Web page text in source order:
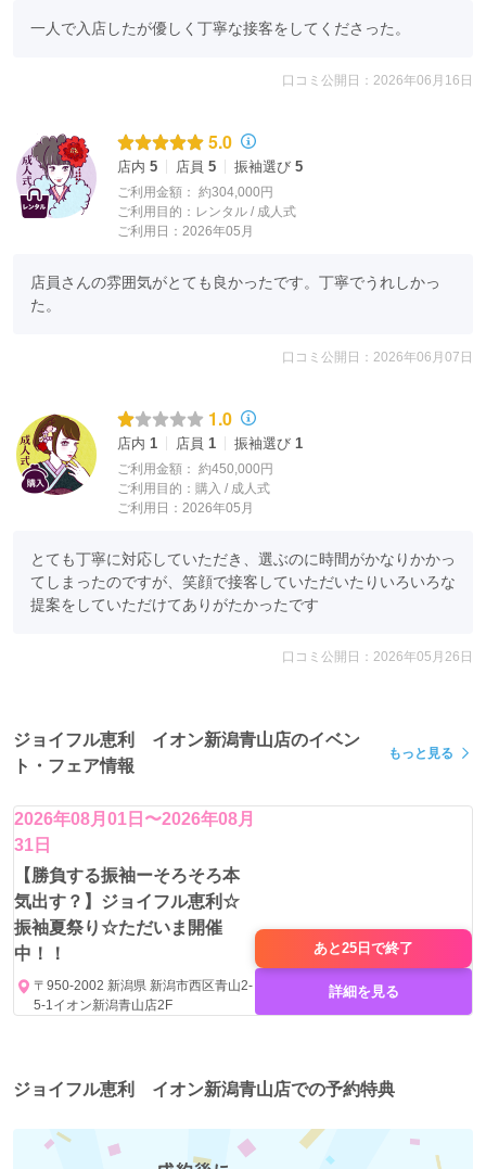
気になる振袖のお問い合わせは店舗までお願い致します。
ご契約の方に限ります。
※お1組様1回限りとなります。、
一人で入店したが優しく丁寧な接客をしてくださった。
口コミ公開日：2026年06月16日
5.0
店内 5 店員 5 振袖選び 5
ご利用金額： 約304,000円
ご利用目的： レンタル / 成人式
ご利用日：2026年05月
店員さんの雰囲気がとても良かったです。丁寧でうれしかっ
た。
口コミ公開日：2026年06月07日
1.0
店内 1 店員 1 振袖選び 1
ご利用金額： 約450,000円
ご利用目的： 購入 / 成人式
ご利用日：2026年05月
とても丁寧に対応していただき、選ぶのに時間がかなりかかっ
てしまったのですが、笑顔で接客していただいたりいろいろな
提案をしていただけてありがたかったです
口コミ公開日：2026年05月26日
ジョイフル恵利 イオン新潟青山店のイベン
ト・フェア情報
もっと見る
2026年08月01日〜2026年08月
31日
【勝負する振袖ーそろそろ本
気出す？】ジョイフル恵利☆
振袖夏祭り☆ただいま開催
中！！
〒950-2002 新潟県 新潟市西区青山2-
5-1イオン新潟青山店2F
あと25日で終了
詳細を見る
ジョイフル恵利 イオン新潟青山店での予約特典